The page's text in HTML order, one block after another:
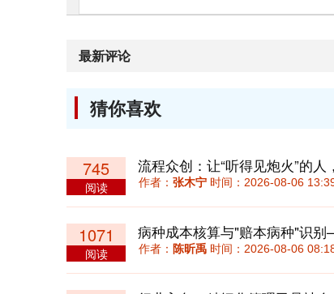
最新评论
猜你喜欢
745
阅读
流程众创：让“听得见炮火”的
作者： 张木宁 时间：2026-08-06
1071
阅读
病种成本核算与"赔本病种"识
作者： 陈昕禹 时间：2026-08-06